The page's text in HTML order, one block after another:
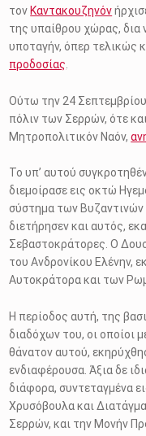
τον Καντακουζηνόν
της υπαίθρου χώρας, δια
υποταγήν, όπερ τελικώς
προδοσίας
Ούτω την 24
πόλιν των Σερρών, ότε
Μητροπολιτικόν Ναόν,
Το υπ’ αυτού
διεμοίρασε εις οκτώ
σύστημα των Βυζαντινών
διετήρησεν και αυτός,
Σεβαστοκράτορες. Ο
του Ανδρονίκου Ελένην,
Αυτοκράτορα και των
Η περίοδος αυτή, της
διαδόχων του, οι οποίοι
θάνατον αυτού,
ενδιαφέρουσα. Άξια δε
διάφορα, συντεταγμένα
Χρυσόβουλα και
Σερρών, και την Μονήν